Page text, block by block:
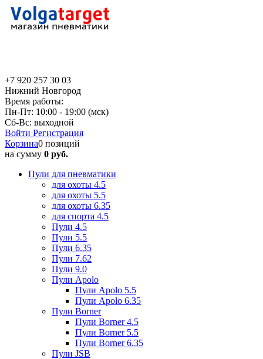
+7 920 257 30 03
Нижний Новгород
Время работы:
Пн-Пт: 10:00 - 19:00 (мск)
Сб-Вс: выходной
Войти Регистрация
Корзина0 позиций
на сумму 0 руб.
Пули для пневматики
для охоты 4.5
для охоты 5.5
для охоты 6.35
для спорта 4.5
Пули 4.5
Пули 5.5
Пули 6.35
Пули 7.62
Пули 9.0
Пули Apolo
Пули Apolo 5.5
Пули Apolo 6.35
Пули Borner
Пули Borner 4.5
Пули Borner 5.5
Пули Borner 6.35
Пули JSB